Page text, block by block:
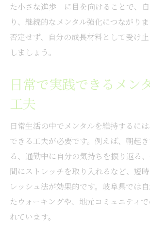
た小さな進歩」に目を向けることで、
り、継続的なメンタル強化につながり
否定せず、自分の成長材料として受け
しましょう。
日常で実践できるメン
工夫
日常生活の中でメンタルを維持するに
できる工夫が必要です。例えば、朝起
る、通勤中に自分の気持ちを振り返る
間にストレッチを取り入れるなど、短
レッシュ法が効果的です。岐阜県では
たウォーキングや、地元コミュニティ
れています。